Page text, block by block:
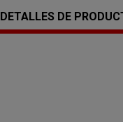
DETALLES DE